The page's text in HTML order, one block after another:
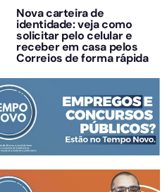
Nova carteira de
identidade: veja como
solicitar pelo celular e
receber em casa pelos
Correios de forma rápida